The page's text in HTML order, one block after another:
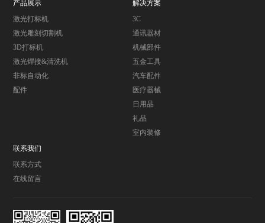
产品展示
激光打标机
激光雕刻切割机
3D打标机
激光焊接&清洗机
非标自动化
配件
解决方案
3C
通讯器材
机械部件
五金工具
汽车配件
医疗器械
日用品
礼品
室内装修
联系我们
联系方式
在线留言